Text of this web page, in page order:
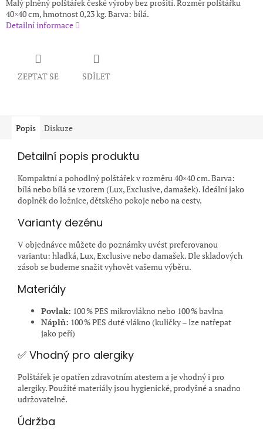
Malý plněný polštářek české výroby bez prošití. Rozměr polštářku
40×40 cm, hmotnost 0,23 kg. Barva: bílá.
Detailní informace
ZEPTAT SE SDÍLET
Popis Diskuze
Detailní popis produktu
Kompaktní a pohodlný polštářek v rozměru 40×40 cm. Barva:
bílá nebo bílá se vzorem (Lux, Exclusive, damašek). Ideální jako
doplněk do ložnice, dětského pokoje nebo na cesty.
Varianty dezénu
V objednávce můžete do poznámky uvést preferovanou
variantu: hladká, Lux, Exclusive nebo damašek. Dle skladových
zásob se budeme snažit vyhovět vašemu výběru.
Materiály
Povlak: 100 % PES mikrovlákno nebo 100 % bavlna
Náplň: 100 % PES duté vlákno (kuličky – lze natřepat
jako peří)
✅ Vhodný pro alergiky
Polštářek je opatřen zdravotním atestem a je vhodný i pro
alergiky. Použité materiály jsou hygienické, prodyšné a snadno
udržovatelné.
Údržba